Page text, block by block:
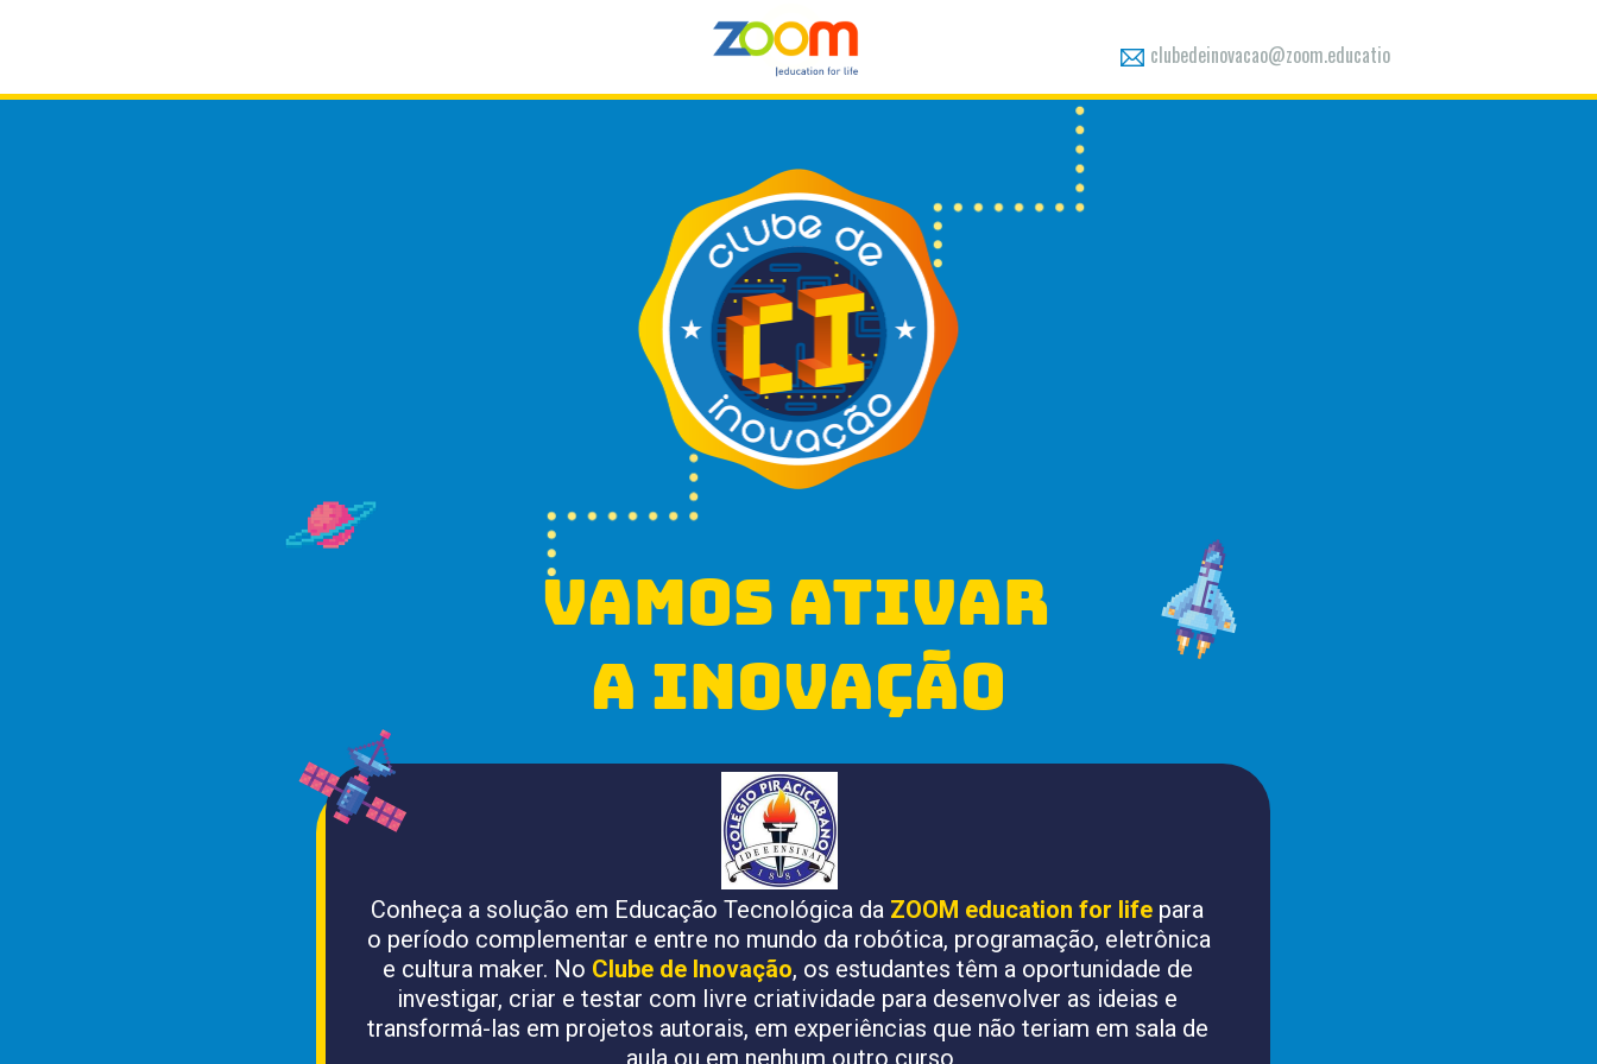
clubedeinovacao@zoom.educatio
a inovação
Conheça a solução em Educação Tecnológica da ZOOM education for life para
o período complementar e entre no mundo da robótica, programação, eletrônica
e cultura maker. No Clube de Inovação, os estudantes têm a oportunidade de
investigar, criar e testar com livre criatividade para desenvolver as ideias e
transformá-las em projetos autorais, em experiências que não teriam em sala de
aula ou em nenhum outro curso